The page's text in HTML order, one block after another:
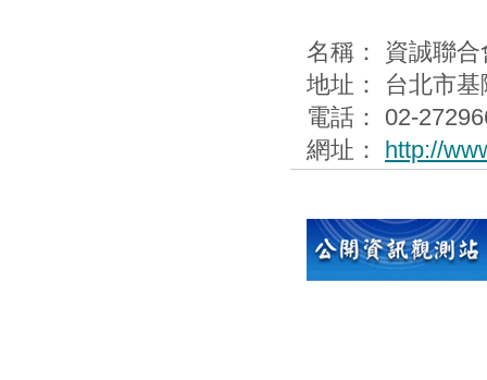
名稱： 資誠聯
地址： 台北市
電話： 02-
網址： http://